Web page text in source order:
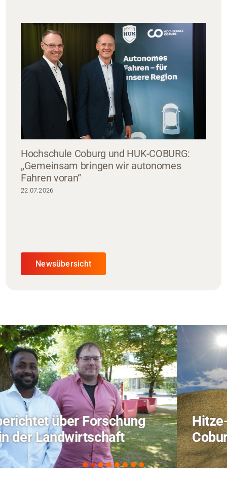
Hochschule Coburg und HUK-COBURG:
„Gemeinsam bringen wir autonomes
Fahren voran“
22.07.2026
Newsübersicht
Hitze-Aktionstag: Hochschule
Coburg im Radio Bamberg